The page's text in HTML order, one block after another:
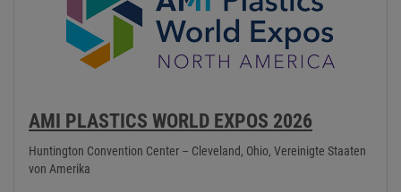
AMI PLASTICS WORLD EXPOS 2026
Huntington Convention Center – Cleveland, Ohio, Vereinigte Staaten
von Amerika